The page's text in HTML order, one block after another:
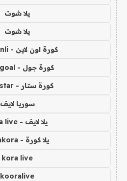
يلا شوت
يلا شوت
كورة اون لاين - kora onli
كورة جول - kora goal
كورة ستار - kora star
سوريا لايف
يلا لايف - yalla live
يلا كورة - yallakora
kora live
kooralive